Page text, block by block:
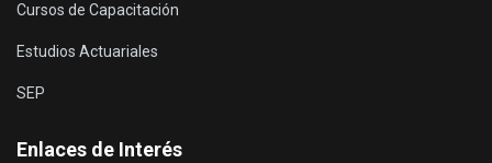
Cursos de Capacitación
Estudios Actuariales
SEP
Enlaces de Interés